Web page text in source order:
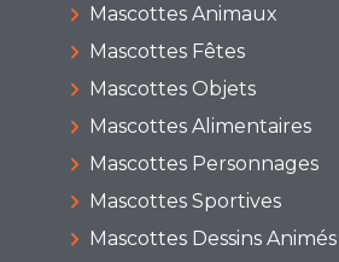
Mascottes Animaux
Mascottes Fêtes
Mascottes Objets
Mascottes Alimentaires
Mascottes Personnages
Mascottes Sportives
Mascottes Dessins Animés